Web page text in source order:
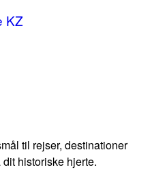
KZ
til rejser, destinationer
historiske hjerte.